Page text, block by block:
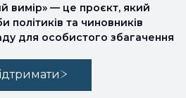
вимір» — це проєкт, який
політиків та чиновників
для особистого збагачення